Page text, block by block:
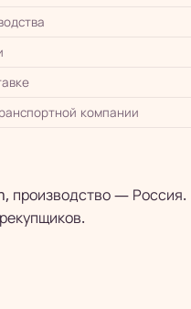
компании
производство — Россия.